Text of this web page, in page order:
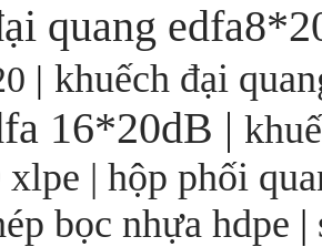
quang
| khuếch đại
16*20dB |
xlpe | hộp phối
bọc nhựa hdpe |